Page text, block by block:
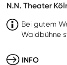
N.N. Theater
Bei gutem
Waldbühne
INFO